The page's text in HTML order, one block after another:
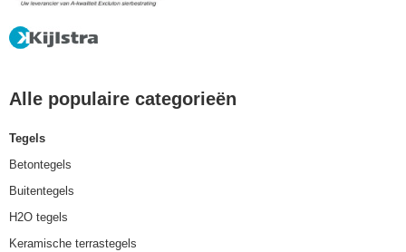
Alle populaire categorieën
Tegels
Betontegels
Buitentegels
H2O tegels
Keramische terrastegels